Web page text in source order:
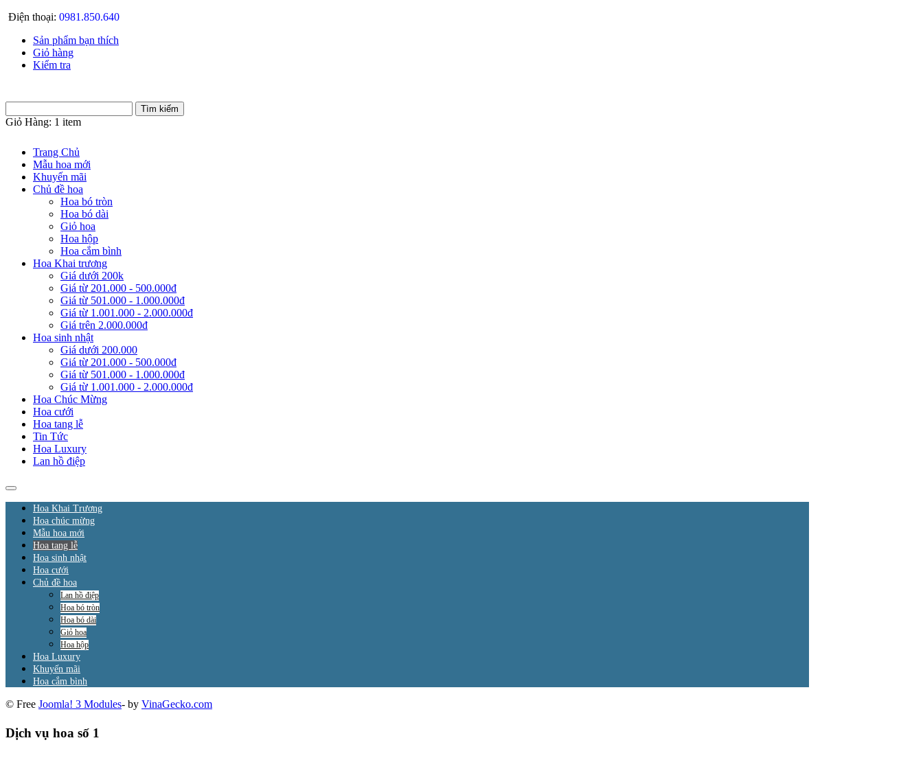
Điện thoại: 0981.850.640
Sản phẩm bạn thích
Giỏ hàng
Kiểm tra
Giỏ Hàng: 1 item
Trang Chủ
Mẫu hoa mới
Khuyến mãi
Chủ đề hoa
Hoa bó tròn
Hoa bó dài
Giỏ hoa
Hoa hộp
Hoa cắm bình
Hoa Khai trương
Giá dưới 200k
Giá từ 201.000 - 500.000đ
Giá từ 501.000 - 1.000.000đ
Giá từ 1.001.000 - 2.000.000đ
Giá trên 2.000.000đ
Hoa sinh nhật
Giá dưới 200.000
Giá từ 201.000 - 500.000đ
Giá từ 501.000 - 1.000.000đ
Giá từ 1.001.000 - 2.000.000đ
Hoa Chúc Mừng
Hoa cưới
Hoa tang lễ
Tin Tức
Hoa Luxury
Lan hồ điệp
Hoa Khai Trương
Hoa chúc mừng
Mẫu hoa mới
Hoa tang lễ
Hoa sinh nhật
Hoa cưới
Chủ đề hoa
Lan hồ điệp
Hoa bó tròn
Hoa bó dài
Giỏ hoa
Hoa hộp
Hoa Luxury
Khuyến mãi
Hoa cắm bình
© Free Joomla! 3 Modules- by VinaGecko.com
Dịch vụ hoa số 1